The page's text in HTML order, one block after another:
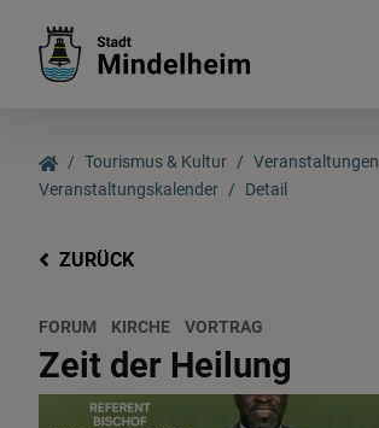
Tourismus & Kultur
Veranstaltungen
Veranstaltungskalender
Detail
ZURÜCK
FORUM KIRCHE VORTRAG
Zeit der Heilung